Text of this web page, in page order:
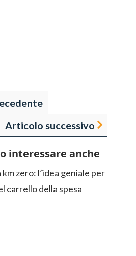
Articolo successivo
interessare anche